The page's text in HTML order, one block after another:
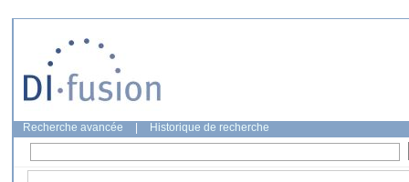
Recherche avancée Historique de recherche